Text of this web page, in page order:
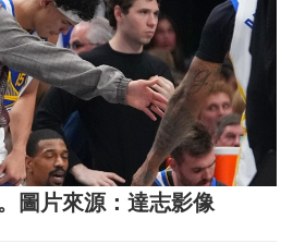
圖片來源：達志影像